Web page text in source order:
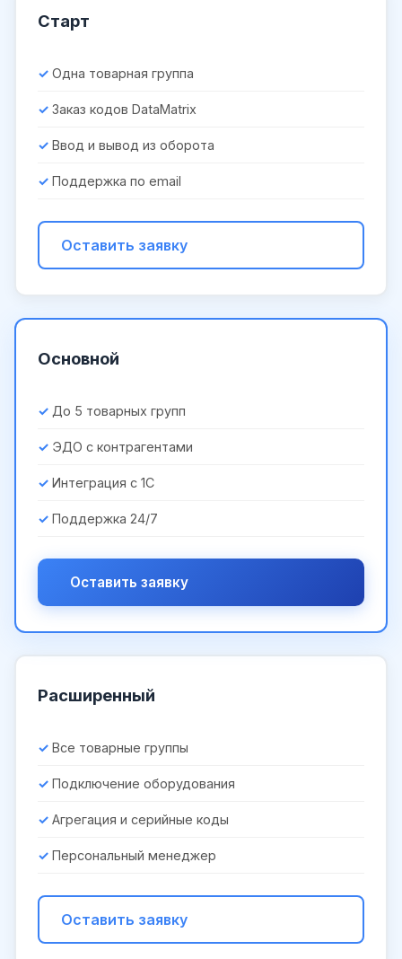
Старт
Одна товарная группа
Заказ кодов DataMatrix
Ввод и вывод из оборота
Поддержка по email
Оставить заявку
Основной
До 5 товарных групп
ЭДО с контрагентами
Интеграция с 1С
Поддержка 24/7
Оставить заявку
Расширенный
Все товарные группы
Подключение оборудования
Агрегация и серийные коды
Персональный менеджер
Оставить заявку